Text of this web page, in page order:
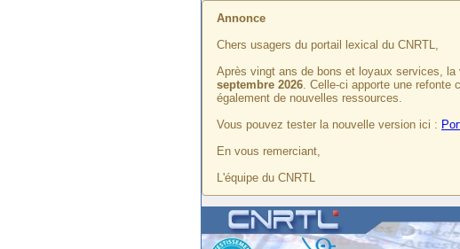
Annonce
Chers usagers du portail lexical du CNRTL,
Après vingt ans de bons et loyaux services,
septembre 2026. Celle-ci apporte une refonte
également de nouvelles ressources.
Vous pouvez tester la nouvelle version ici :
En vous remerciant,
L'équipe du CNRTL